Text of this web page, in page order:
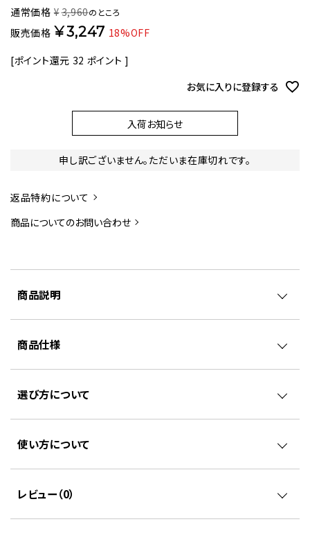
通常価格 ¥3,960のところ
販売価格 ¥3,247 18%OFF
[ポイント還元 32 ポイント ]
お気に入りに登録する
入荷お知らせ
申し訳ございません。ただいま在庫切れです。
返品特約について
商品についてのお問い合わせ
商品説明
商品仕様
選び方について
使い方について
レビュー（0）